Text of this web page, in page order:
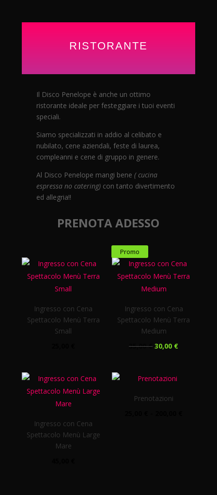
30,00 €
30,00 €
RISTORANTE
Il Disco Penelope è anche un ottimo
ristorante ideale per festeggiare i tuoi eventi
speciali.
Siamo specializzati in addio al celibato e
nubilato, cene aziendali, feste di laurea,
compleanni e cene di gruppo in genere.
Al Disco Penelope mangi bene ( cucina
espressa no catering)con tanto divertimento
ed allegria!!
PRENOTA ADESSO
Ingresso con Cena
Spettacolo Menù Terra
Small
Promo
Ingresso con Cena
Spettacolo Menù Terra
Medium
35,00€ IL
ERA:
35,00 €.
30,00 €IL
Ingresso con Cena
Spettacolo Menù Large
Mare
Prenotazioni